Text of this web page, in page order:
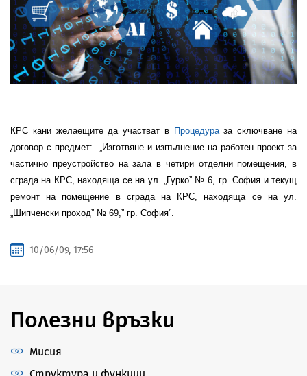
КРС кани желаещите да участват в Процедураза сключване на
договор с предмет:
„Изготвяне и изпълнение на работен проект за
частично преустройство на зала в четири отделни помещения, в
сграда на КРС, находяща се на ул. „Гурко” № 6, гр. София и текущ
ремонт на помещение в сграда на КРС, находяща се на ул.
„Шипченски проход” № 69,” гр. София”.
10/06/09, 17:56
Полезни връзки
Мисия